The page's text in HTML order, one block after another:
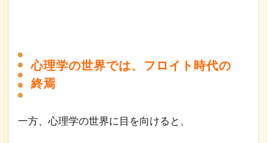
心理学の世界では、フロイト時代の
終焉
一方、心理学の世界に目を向けると、